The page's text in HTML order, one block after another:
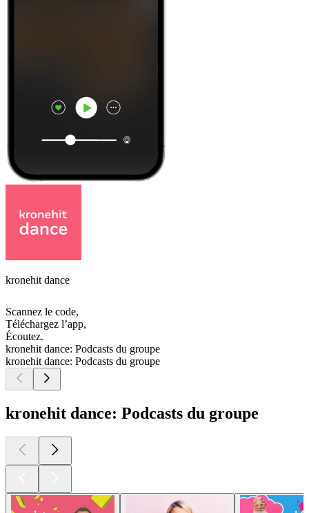
kronehit dance
Scannez le code,
Téléchargez l’app,
Écoutez.
kronehit dance: Podcasts du groupe
kronehit dance: Podcasts du groupe
kronehit dance: Podcasts du groupe